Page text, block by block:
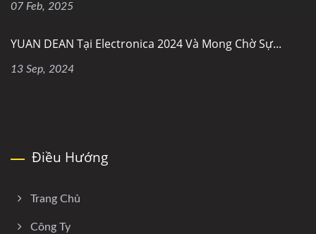
07 Feb, 2025
YUAN DEAN Tại Electronica 2024 Và Mong Chờ Sự...
13 Sep, 2024
Điều Hướng
Trang Chủ
Công Ty